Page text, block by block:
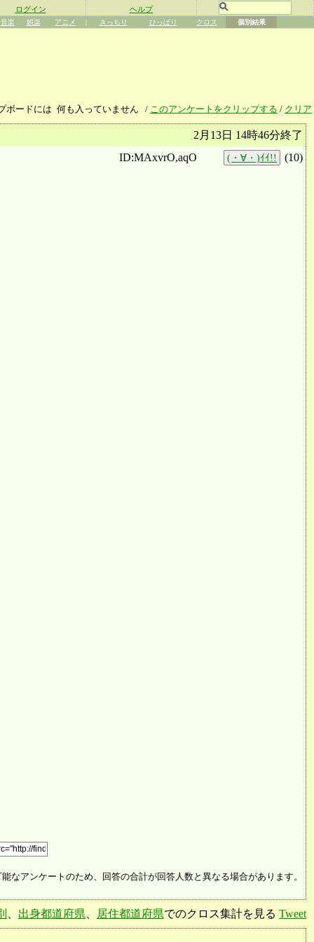
ログイン ヘルプ
音楽 娯楽 アニメ | きっちり ひっぱり クロス 個別結果
ボードには 何も入っていません / このアンケートをクリップする / クリア
2月13日 14時46分終了
ID:MAxvrO,aqO
(・∀・)ｲｲ!! (10)
なアンケートのため、回答の合計が回答人数と異なる場合があります。
出身都道府県 居住都道府県でのクロス集計を見る Tweet